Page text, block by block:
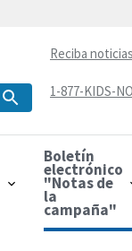
Reciba noticias
1-877-KIDS-
Boletín
electrónico
"Notas de
la
campaña"